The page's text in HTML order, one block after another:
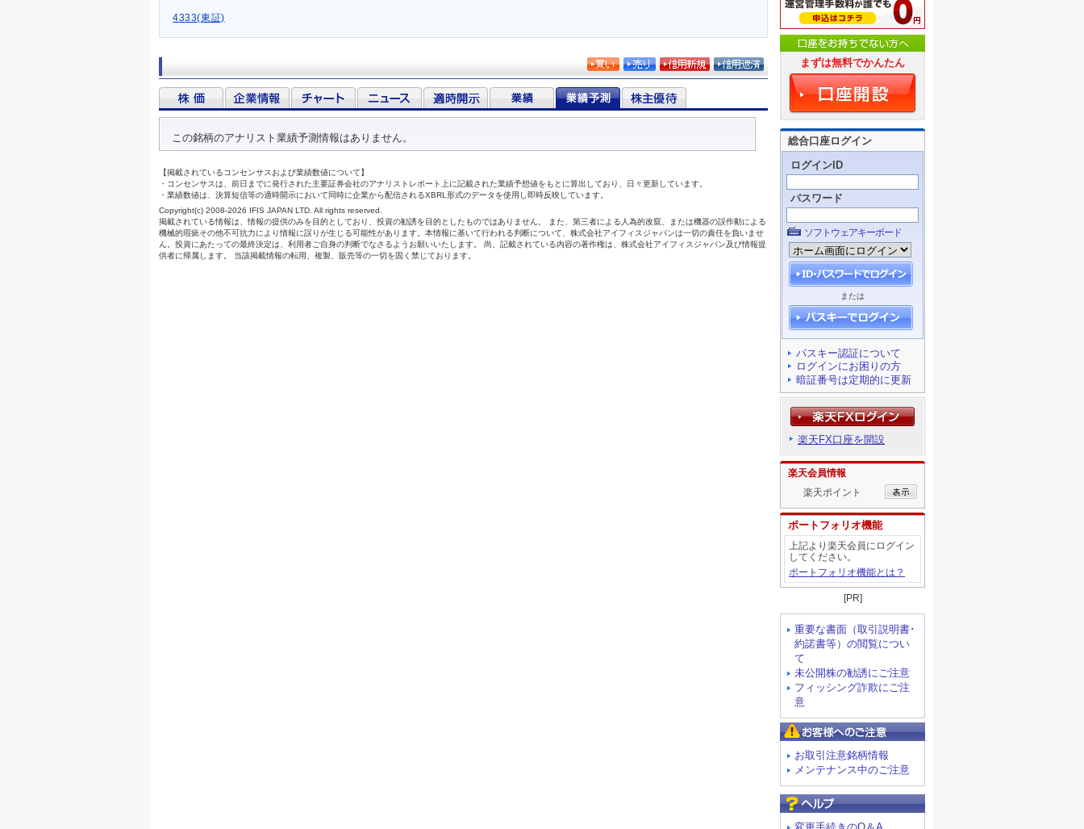
4333(東証)
まずは無料でかんたん
総合口座ログイン
ログインID
パスワード
ソフトウェアキーボード
または
パスキー認証について
ログインにお困りの方
暗証番号は定期的に更新
楽天FX口座を開設
楽天会員情報
楽天ポイント
ポートフォリオ機能
上記より楽天会員にログイン
してください。
ポートフォリオ機能とは？
[PR]
重要な書面（取引説明書･
約諾書等）の閲覧につい
て
未公開株の勧誘にご注意
フィッシング詐欺にご注
意
お取引注意銘柄情報
メンテナンス中のご注意